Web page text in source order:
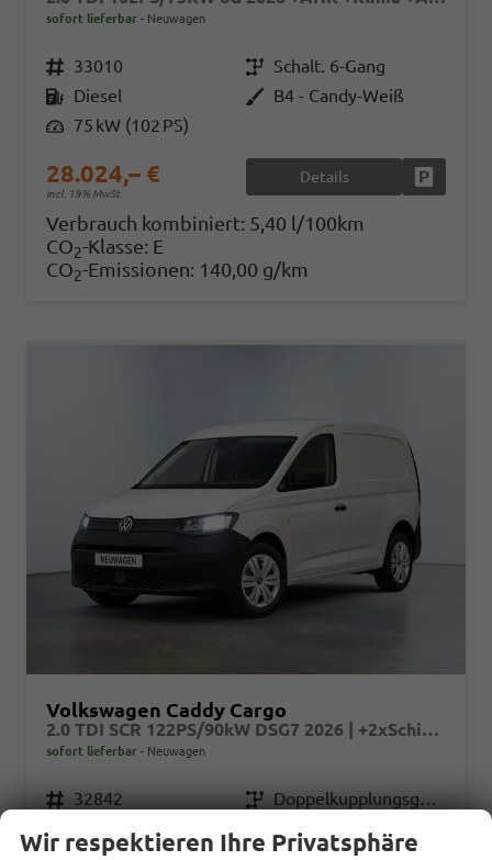
sofort lieferbar Neuwagen
Fahrzeugnr. 33010 GetriebeSchalt. 6-Gang
Kraftstoff Diesel AußenfarbeB4 - Candy-Weiß
Leistung 75 kW (102 PS)
28.024,– €
incl. 19% MwSt.
Details
Verbrauch kombiniert: 5,40 l/100km
CO2-Klasse: E
CO2-Emissionen: 140,00 g/km
Volkswagen Caddy Cargo
2.0 TDI SCR 122PS/90kW DSG7 2026 | +2xSchiebetür +AHK +ParkAssist +RFK +PDC +ACC +LaneAssist +SideAssist +FrontAssist +LED +Licht&Sicht +Klima +Sitzhzg +KeylessStart +DigitalCockpit +10"Touch +CarPlay +Winterpaket
sofort lieferbar Neuwagen
Fahrzeugnr. 32842 Getriebe
Doppelkupplungsgetriebe (DSG)
Wir respektieren Ihre Privatsphäre